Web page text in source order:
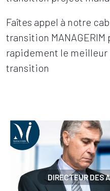
Faîtes appel à notre
transition
rapidement le meilleur
transition
DIRECTEUR DES